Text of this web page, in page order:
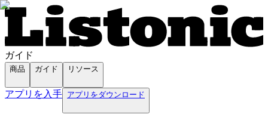
ガイド
商品 ガイド リソース
アプリを入手 アプリをダウンロード